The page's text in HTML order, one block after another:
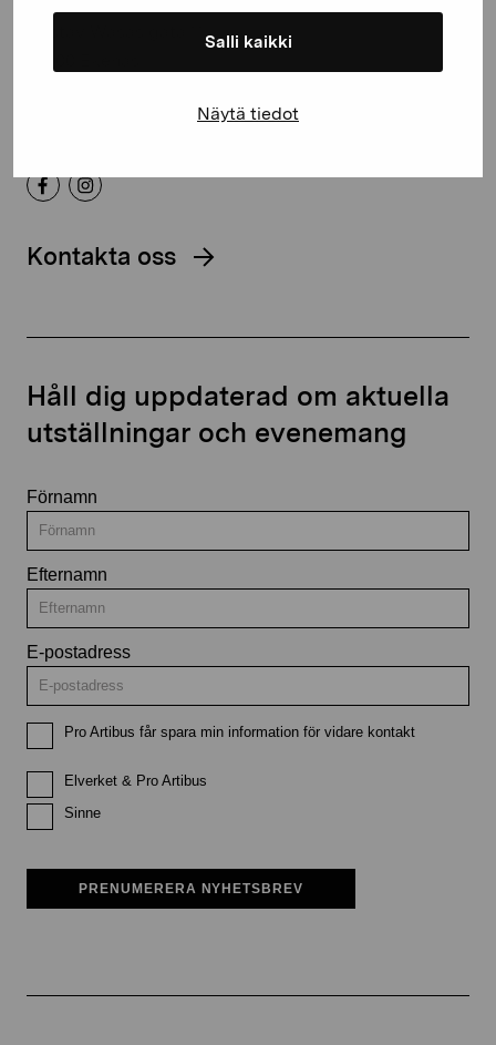
Salli kaikki
Näytä tiedot
Kontakta oss
Håll dig uppdaterad om aktuella
utställningar och evenemang
Förnamn
Efternamn
E-postadress
Pro Artibus får spara min information för vidare kontakt
Elverket & Pro Artibus
Sinne
PRENUMERERA NYHETSBREV